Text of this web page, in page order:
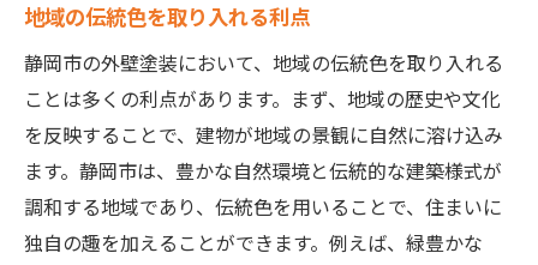
地域の伝統色を取り入れる利点
静岡市の外壁塗装において、地域の伝統色を取り入れる
ことは多くの利点があります。まず、地域の歴史や文化
を反映することで、建物が地域の景観に自然に溶け込み
ます。静岡市は、豊かな自然環境と伝統的な建築様式が
調和する地域であり、伝統色を用いることで、住まいに
独自の趣を加えることができます。例えば、緑豊かな